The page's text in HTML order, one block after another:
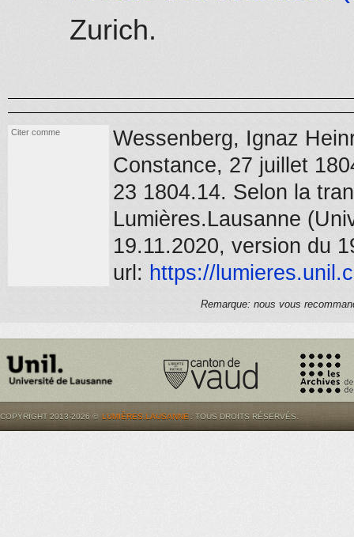
Zurich.
Citer comme
Wessenberg, Ignaz
Constance, 27 juillet
23 1804.14. Selon la
Lumières.Lausanne
19.11.2020, version du
url: https://
Remarque: nous vous
COPYRIGHT 2013-2026 © LUMIÈRES.LAUSANNE . TOUS DROITS RÉSERVÉS.